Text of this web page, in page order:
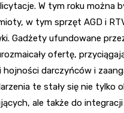
W tym roku można
w tym sprzęt AGD i
Gadżety ufundowane
ofertę,
hojności darczyńców i
te stały się nie tylko
ale także do integracji